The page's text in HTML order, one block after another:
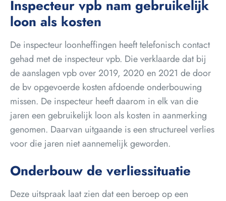
Inspecteur vpb nam gebruikelijk
loon als kosten
De inspecteur loonheffingen heeft telefonisch contact
gehad met de inspecteur vpb. Die verklaarde dat bij
de aanslagen vpb over 2019, 2020 en 2021 de door
de bv opgevoerde kosten afdoende onderbouwing
missen. De inspecteur heeft daarom in elk van die
jaren een gebruikelijk loon als kosten in aanmerking
genomen. Daarvan uitgaande is een structureel verlies
voor die jaren niet aannemelijk geworden.
Onderbouw de verliessituatie
Deze uitspraak laat zien dat een beroep op een